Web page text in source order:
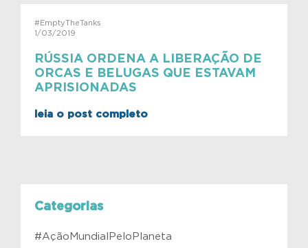
#EmptyTheTanks
1/03/2019
RÚSSIA ORDENA A LIBERAÇÃO DE
ORCAS E BELUGAS QUE ESTAVAM
APRISIONADAS
leia o post completo
Categorias
#AçãoMundialPeloPlaneta